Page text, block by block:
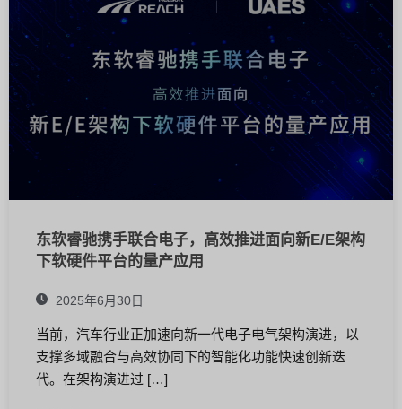
东软睿驰携手联合电子，高效推进面向新E/E架构
下软硬件平台的量产应用
2025年6月30日
当前，汽车行业正加速向新一代电子电气架构演进，以
支撑多域融合与高效协同下的智能化功能快速创新迭
代。在架构演进过 […]